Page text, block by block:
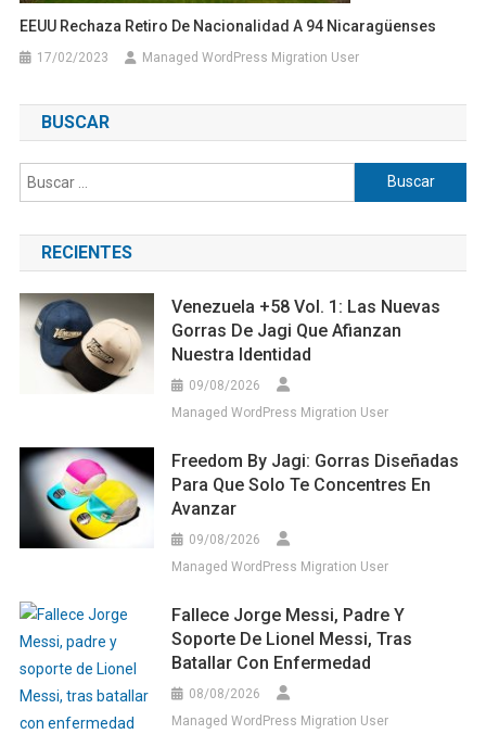
EEUU Rechaza Retiro De Nacionalidad A 94 Nicaragüenses
17/02/2023 Managed WordPress Migration User
BUSCAR
Buscar:
RECIENTES
Venezuela +58 Vol. 1: Las Nuevas
Gorras De Jagi Que Afianzan
Nuestra Identidad
09/08/2026
Managed WordPress Migration User
Freedom By Jagi: Gorras Diseñadas
Para Que Solo Te Concentres En
Avanzar
09/08/2026
Managed WordPress Migration User
Fallece Jorge Messi, Padre Y
Soporte De Lionel Messi, Tras
Batallar Con Enfermedad
08/08/2026
Managed WordPress Migration User